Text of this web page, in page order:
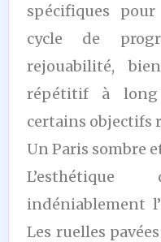
spécifiques
cycle de
rejouabilité,
répétitif à
certains objectifs
Un Paris sombre
indéniablement
Les ruelles